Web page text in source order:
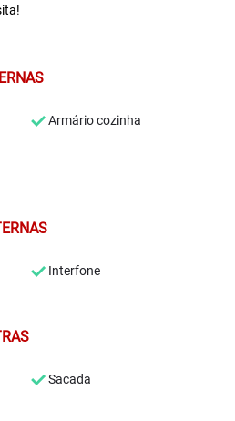
Armário cozinha
Interfone
Sacada